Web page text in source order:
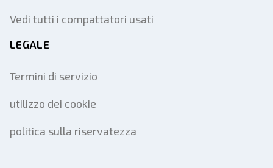
Vedi tutti i compattatori usati
LEGALE
Termini di servizio
utilizzo dei cookie
politica sulla riservatezza